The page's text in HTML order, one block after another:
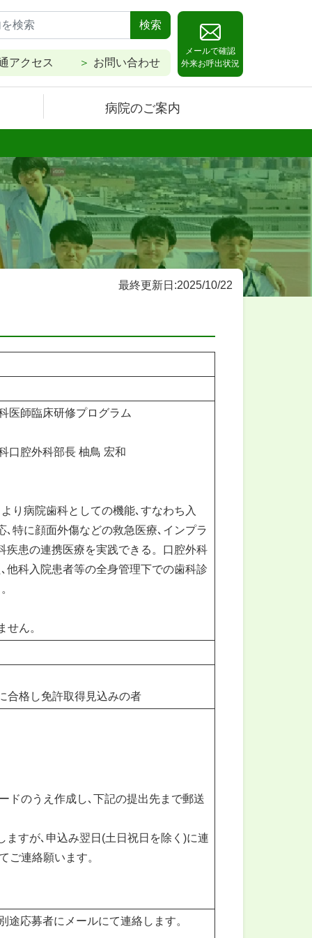
検索
アクセス お問い合わせ
メールで確認
外来お呼出状況
病院のご案内
最終更新日:2025/10/22
医師臨床研修プログラム
口腔外科部長 柚鳥 宏和
り病院歯科としての機能､すなわち入
特に顔面外傷などの救急医療､インプラ
疾患の連携医療を実践できる。口腔外科
他科入院患者等の全身管理下での歯科診
ん。
合格し免許取得見込みの者
ドのうえ作成し､下記の提出先まで郵送
すが､申込み翌日(土日祝日を除く)に連
ご連絡願います。
応募者にメールにて連絡します。